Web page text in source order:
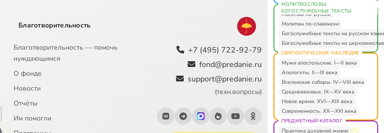
Благотворительность
Благотворительность — помочь
нуждающимся
О фонде
Новости
Отчёты
Им помогли
+7 (495) 722-92-79
fond@predanie.ru
support@predanie.ru
(техн.вопросы)
МОЛИТВОСЛОВЫ.
БОГОСЛУЖЕБНЫЕ ТЕКСТЫ
Молитвы по-русски
Молитвы по-славянски
Богослужебные тексты на русском
Богослужебные тексты на
СВЯТООТЕЧЕСКОЕ НАСЛЕДИЕ
Мужи апостольские. I—II века
Апологеты. II—III века
Вселенские соборы. IV—VIII века
Средневековье. IX—XV века
Новое время. XVI—XIX века
Современность. XX—XXI века
ПРЕДМЕТНЫЙ КАТАЛОГ
Практика духовной жизни